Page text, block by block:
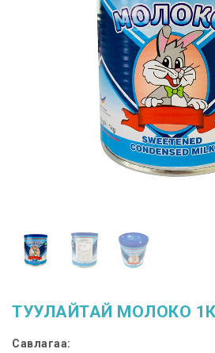
ТУУЛАЙТАЙ МОЛОКО
Савлагаа: